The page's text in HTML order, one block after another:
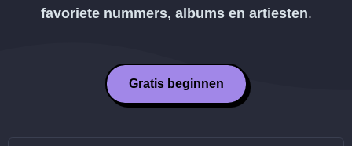
favoriete nummers, albums en artiesten.
Gratis beginnen